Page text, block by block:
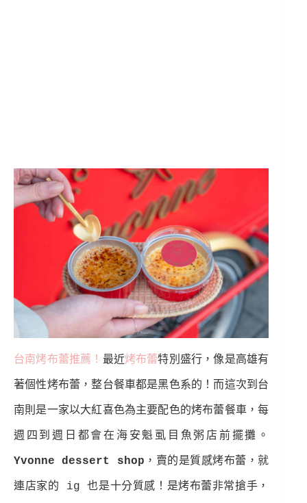
台南烤布蕾推薦！ 最近烤布蕾特別盛行，像是高雄有
著個性烤布蕾，整台餐車都是黑色系的！ 而這次到台
南則是一家以大紅喜色為主要配色的烤布蕾餐車，每
週四到週日都會在 海安魁虱目魚粥店前擺攤。
Yvonne dessert shop ，賣的是質感烤布蕾，就
連店家的 ig 也是十分質感！ 是烤布蕾非常搶手，